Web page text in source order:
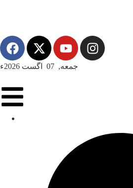
جمعه, 07 اگست 2026ء